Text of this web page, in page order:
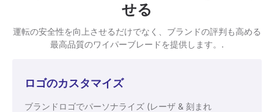
せる
運転の安全性を向上させるだけでなく、ブランドの評判も高める
最高品質のワイパーブレードを提供します。.
ロゴのカスタマイズ
ブランドロゴでパーソナライズ (レーザ & 刻まれ